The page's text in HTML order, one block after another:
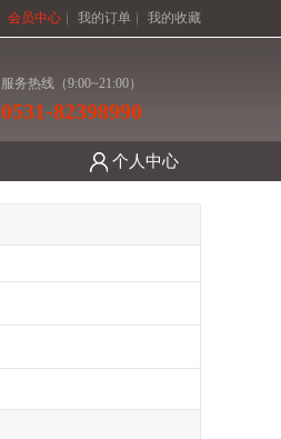
会员中心 我的订单 我的收藏
服务热线（9:00~21:00）
0531-82398990
个人中心